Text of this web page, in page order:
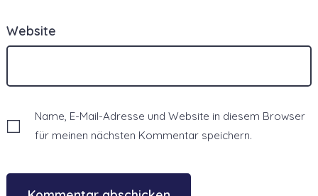
Website
Name, E-Mail-Adresse und Website in diesem Browser
für meinen nächsten Kommentar speichern.